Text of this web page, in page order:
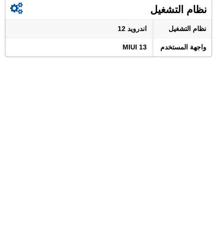
نظام التشغيل
نظام التشغيل اندرويد 12
واجهة المستخدم MIUI 13